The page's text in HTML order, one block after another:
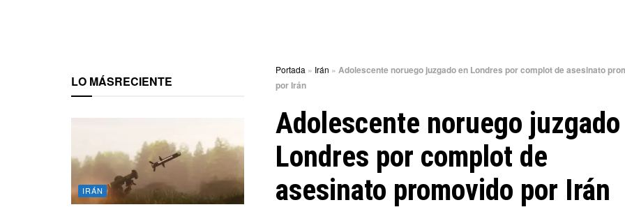
Portada » Irán » Adolescente noruego juzgado en Londres por complot de asesinato
por Irán
Adolescente noruego
Londres por complot de
asesinato promovido por Irán
LO MÁSRECIENTE
IRÁN